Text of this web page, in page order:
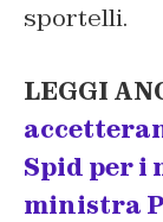
sportelli.
LEGGI
Spid per i
ministra